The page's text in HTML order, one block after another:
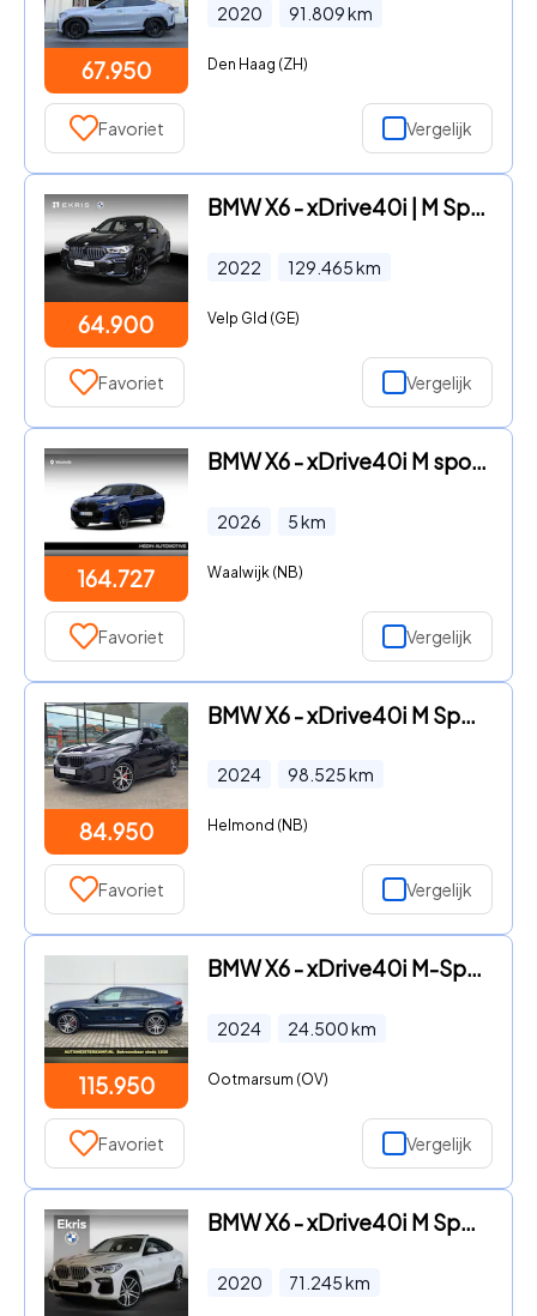
67.950
2020 91.809km
Den Haag (ZH)
Favoriet Vergelijk
64.900
BMW X6 - xDrive40i | M Sportpakket | Innovationspakket | Comfort Acce
2022 129.465km
Velp Gld (GE)
Favoriet Vergelijk
164.727
BMW X6 - xDrive40i M sport pro | 22 inch
2026 5km
Waalwijk (NB)
Favoriet Vergelijk
84.950
BMW X6 - xDrive40i M Sport Automaat / Trekhaak / Panoramadak / Comfor
2024 98.525km
Helmond (NB)
Favoriet Vergelijk
115.950
BMW X6 - xDrive40i M-Sport 380 PK Massage Stoelkoeling Panoramadak He
2024 24.500km
Ootmarsum (OV)
Favoriet Vergelijk
BMW X6 - xDrive40i M Sportpakket | Soft-Close | Elek. trekhaak | Stoe
2020 71.245km